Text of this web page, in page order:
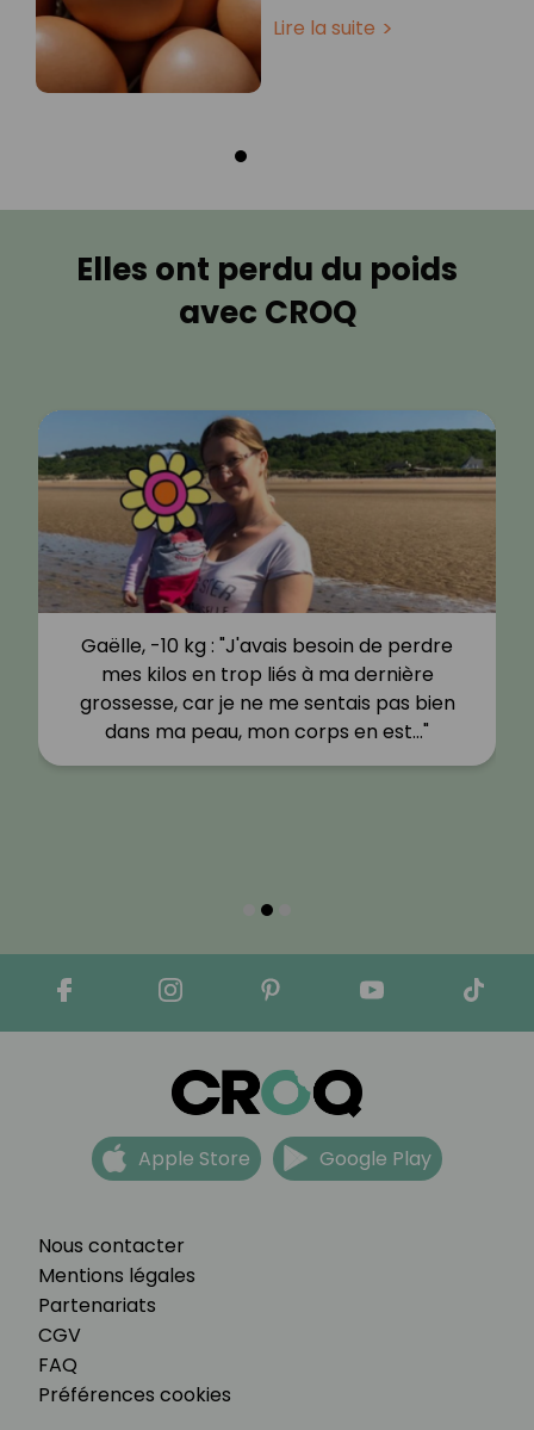
Lire la suite
Elles ont perdu du poids
avec CROQ
Gaëlle, -10 kg : "J'avais besoin de perdre
mes kilos en trop liés à ma dernière
grossesse, car je ne me sentais pas bien
dans ma peau, mon corps en est…"
Nous contacter
Mentions légales
Partenariats
CGV
FAQ
Préférences cookies
Apple Store Google Play